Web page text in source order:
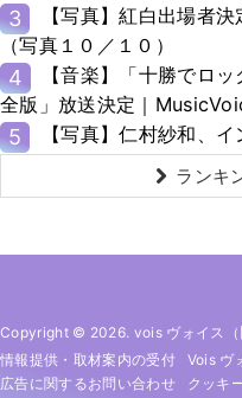
3
【写真】紅白出場者
（写真１０／１０）
4
【音楽】「十勝でロ
全版」放送決定｜
5 【写真】仁村紗和、
ランキ
Copyright © 2026. vois ヴォイス（
情報提供・取材案内の受付
Vois ヴ
広告に関するお問い合わせ
クッキ